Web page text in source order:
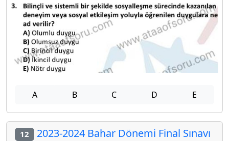
A B C D E
12 2023-2024 Bahar Dönemi Final Sınavı